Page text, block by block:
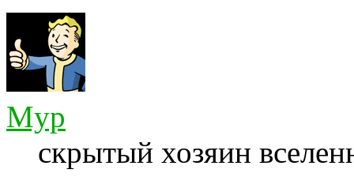
Myp
скрытый хозяин